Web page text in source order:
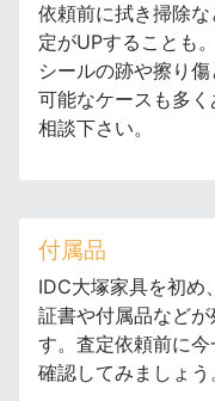
依頼前に拭き掃除
定がUPすることも。
シールの跡や擦り
可能なケースも多
相談下さい。
付属品
IDC大塚家具を初め
証書や付属品など
す。査定依頼前に
確認してみましょう